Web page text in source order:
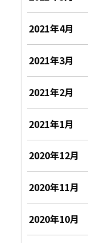
2021年4月
2021年3月
2021年2月
2021年1月
2020年12月
2020年11月
2020年10月